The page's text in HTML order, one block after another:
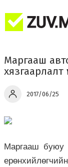
Маргааш
хязгаарлалт
2017/06/25
Маргааш буюу